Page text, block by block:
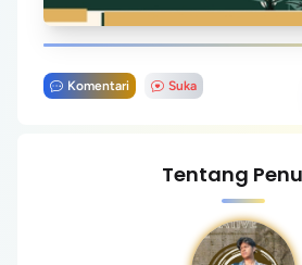
Komentari Suka
Tentang